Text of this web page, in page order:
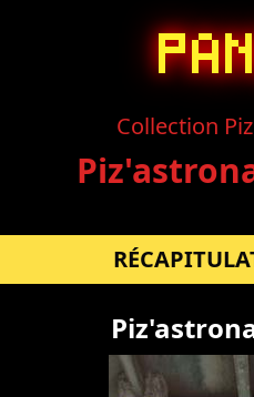
Collection